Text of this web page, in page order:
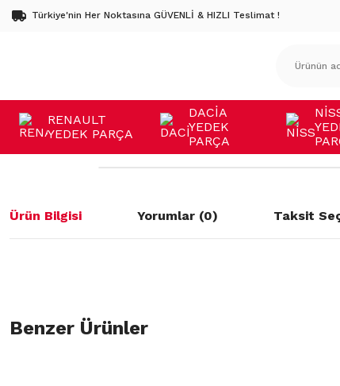
Türkiye'nin Her Noktasına GÜVENLİ & HIZLI Teslimat !
RENAULT
YEDEK PARÇA
DACİA
YEDEK
PARÇA
Ürün Bilgisi Yorumlar (0) Taksit
öneri formunu kullanarak tarafımıza iletebilirsiniz.
Benzer Ürünler